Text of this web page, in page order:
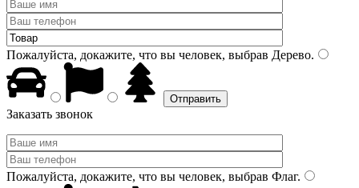
Пожалуйста, докажите, что вы человек, выбрав Дерево.
Заказать звонок
Пожалуйста, докажите, что вы человек, выбрав Флаг.